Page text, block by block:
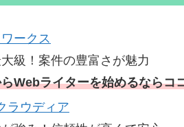
ークス
大級！案件の豊富さが魅力
Webライターを始めるならコ
ラウディア